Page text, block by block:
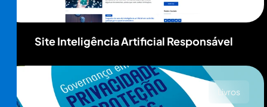
Site Inteligência Artificial Responsável
Livros